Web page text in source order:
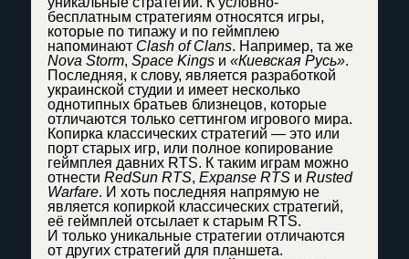
бесплатным стратегиям относятся игры,
которые по типажу и по геймплею
напоминают Clash of Clans. Например, та же
Nova Storm, Space Kings и «Киевская Русь».
Последняя, к слову, является разработкой
украинской студии и имеет несколько
однотипных братьев близнецов, которые
отличаются только сеттингом игрового мира.
Копирка классических стратегий — это или
порт старых игр, или полное копирование
геймплея давних RTS. К таким играм можно
отнести RedSun RTS, Expanse RTS и Rusted
Warfare. И хоть последняя напрямую не
является копиркой классических стратегий,
её геймплей отсылает к старым RTS.
И только уникальные стратегии отличаются
от других стратегий для планшета.